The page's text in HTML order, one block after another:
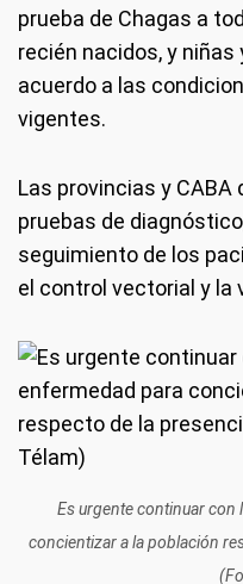
prueba de Chagas a
recién nacidos, y niñas
acuerdo a las
vigentes.
Las provincias y
pruebas de
seguimiento de los
el control vectorial y la
Es urgente continuar con
concientizar a la población